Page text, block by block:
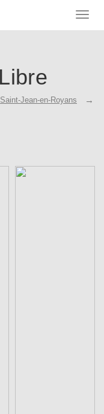
Saint-Jean-en-Royans